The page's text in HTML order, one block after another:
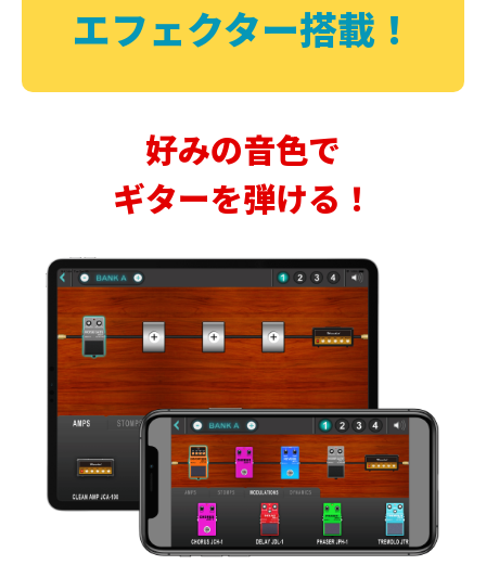
エフェクター搭載！
好みの音色で
ギターを弾ける！